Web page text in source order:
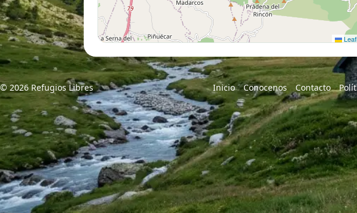
© 2026 Refugios Libres Inicio Conocenos Contacto